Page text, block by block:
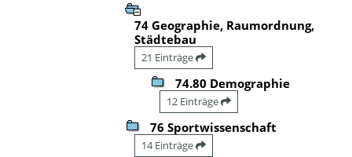
74 Geographie, Raumordnung,
Städtebau
21 Einträge
74.80 Demographie
12 Einträge
76 Sportwissenschaft
14 Einträge